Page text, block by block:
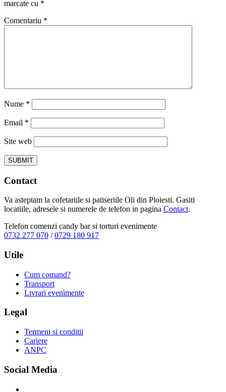
marcate cu *
Comentariu *
Nume *
Email *
Site web
Contact
Va asteptam la cofetariile si patiseriile Oli din Ploiesti. Gasiti
locatiile, adresele si numerele de telefon in pagina Contact.
Telefon comenzi candy bar si torturi evenimente
0732 277 070 /0729 180 917
Utile
Cum comand?
Transport
Livrari evenimente
Legal
Termeni si conditii
Cariere
ANPC
Social Media